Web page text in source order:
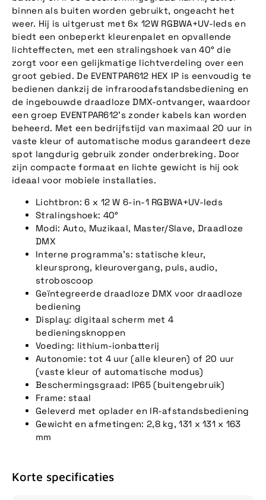
binnen als buiten worden gebruikt, ongeacht het
weer. Hij is uitgerust met 6x 12W RGBWA+UV-leds en
biedt een onbeperkt kleurenpalet en opvallende
lichteffecten, met een stralingshoek van 40° die
zorgt voor een gelijkmatige lichtverdeling over een
groot gebied. De EVENTPAR612 HEX IP is eenvoudig te
bedienen dankzij de infraroodafstandsbediening en
de ingebouwde draadloze DMX-ontvanger, waardoor
een groep EVENTPAR612's zonder kabels kan worden
beheerd. Met een bedrijfstijd van maximaal 20 uur in
vaste kleur of automatische modus garandeert deze
spot langdurig gebruik zonder onderbreking. Door
zijn compacte formaat en lichte gewicht is hij ook
ideaal voor mobiele installaties.
Lichtbron: 6 x 12 W 6-in-1 RGBWA+UV-leds
Stralingshoek: 40°
Modi: Auto, Muzikaal, Master/Slave, Draadloze
DMX
Interne programma's: statische kleur,
kleursprong, kleurovergang, puls, audio,
stroboscoop
Geïntegreerde draadloze DMX voor draadloze
bediening
Display: digitaal scherm met 4
bedieningsknoppen
Voeding: lithium-ionbatterij
Autonomie: tot 4 uur (alle kleuren) of 20 uur
(vaste kleur of automatische modus)
Beschermingsgraad: IP65 (buitengebruik)
Frame: staal
Geleverd met oplader en IR-afstandsbediening
Gewicht en afmetingen: 2,8 kg, 131 x 131 x 163
mm
Korte specificaties